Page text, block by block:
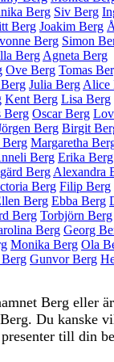
Berg Siv Berg
Berg Joakim Berg
Berg Simon
Berg Agneta Berg
Ove Berg Tomas
Julia Berg Alice
Kent Berg Lisa Berg
Berg Oscar Berg
Berg Birgit
Berg Margaretha
Berg Erika Berg
Berg Alexandra
Berg Filip Berg
Berg Ebba Berg
Berg Torbjörn Berg
Berg Georg
Monika Berg Ola
Berg Gunvor Berg
Berg eller
Du kanske
till din